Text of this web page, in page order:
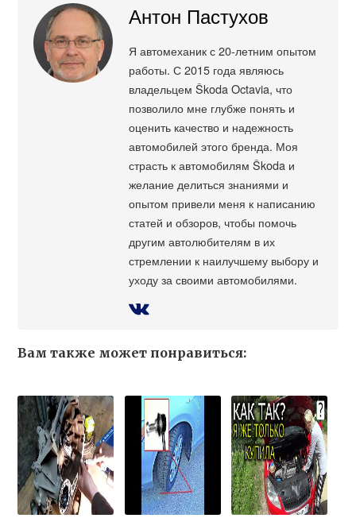
Антон Пастухов
Я автомеханик с 20-летним опытом
работы. С 2015 года являюсь
владельцем Škoda Octavia, что
позволило мне глубже понять и
оценить качество и надежность
автомобилей этого бренда. Моя
страсть к автомобилям Škoda и
желание делиться знаниями и
опытом привели меня к написанию
статей и обзоров, чтобы помочь
другим автолюбителям в их
стремлении к наилучшему выбору и
уходу за своими автомобилями.
Вам также может понравиться: